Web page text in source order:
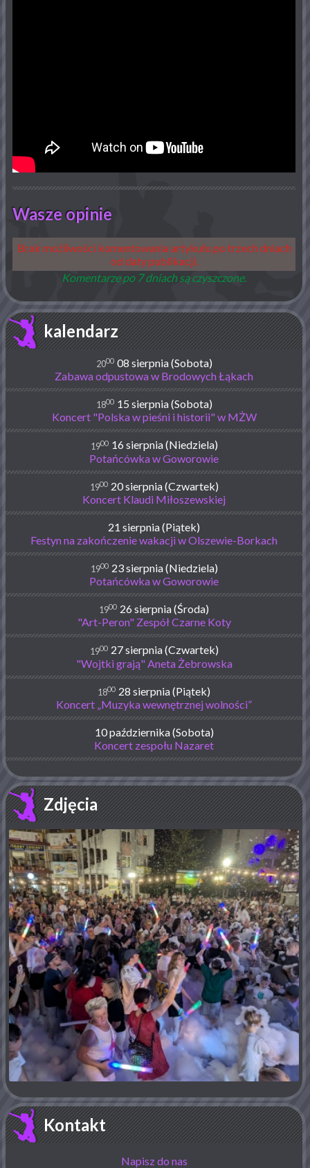
Wasze opinie
Brak możliwości komentowania artykułu po trzech dniach
od daty publikacji.
Komentarze po 7 dniach są czyszczone.
kalendarz
2000 08 sierpnia (Sobota)
Zabawa odpustowa w Brodowych Łąkach
1800 15 sierpnia (Sobota)
Koncert "Polska w pieśni i historii" w MŻW
1900 16 sierpnia (Niedziela)
Potańcówka w Goworowie
1900 20 sierpnia (Czwartek)
Koncert Klaudi Miłoszewskiej
21 sierpnia (Piątek)
Festyn na zakończenie wakacji w Olszewie-Borkach
1900 23 sierpnia (Niedziela)
Potańcówka w Goworowie
1900 26 sierpnia (Środa)
"Art-Peron" Zespół Czarne Koty
1900 27 sierpnia (Czwartek)
"Wojtki grają" Aneta Żebrowska
1800 28 sierpnia (Piątek)
Koncert „Muzyka wewnętrznej wolności”
10 października (Sobota)
Koncert zespołu Nazaret
Zdjęcia
Kontakt
Napisz do nas